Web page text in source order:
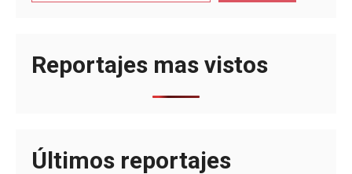
Reportajes mas vistos
Últimos reportajes